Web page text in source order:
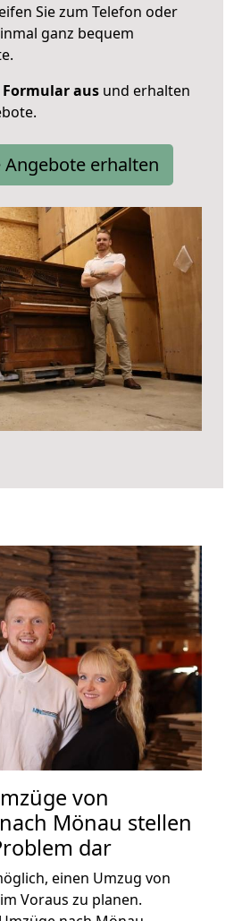
Sie zum Telefon oder
ganz bequem
Formular aus und erhalten
Angebote erhalten
von
Mönau stellen
dar
einen Umzug von
Voraus zu planen.